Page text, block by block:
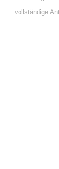
vollständige